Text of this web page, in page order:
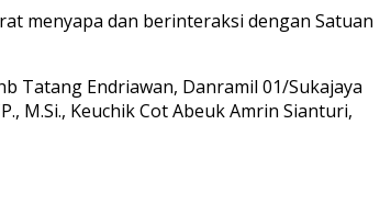
menyapa dan berinteraksi dengan Satuan
Tatang Endriawan, Danramil 01/Sukajaya
M.Si., Keuchik Cot Abeuk Amrin Sianturi,